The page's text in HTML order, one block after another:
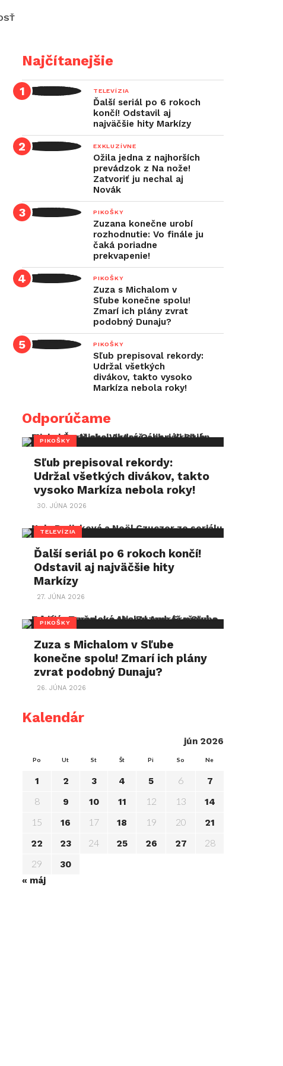
Najčítanejšie
TELEVÍZIA
Ďalší seriál po 6 rokoch
končí! Odstavil aj
najväčšie hity Markízy
EXKLUZÍVNE
Ožila jedna z najhorších
prevádzok z Na nože!
Zatvoriť ju nechal aj
Novák
PIKOŠKY
Zuzana konečne urobí
rozhodnutie: Vo finále ju
čaká poriadne
prekvapenie!
PIKOŠKY
Zuza s Michalom v
Sľube konečne spolu!
Zmarí ich plány zvrat
podobný Dunaju?
PIKOŠKY
Sľub prepisoval rekordy:
Udržal všetkých
divákov, takto vysoko
Markíza nebola roky!
Odporúčame
PIKOŠKY
Sľub prepisoval rekordy:
Udržal všetkých divákov, takto
vysoko Markíza nebola roky!
30. JÚNA 2026
TELEVÍZIA
Ďalší seriál po 6 rokoch končí!
Odstavil aj najväčšie hity
Markízy
27. JÚNA 2026
PIKOŠKY
Zuza s Michalom v Sľube
konečne spolu! Zmarí ich plány
zvrat podobný Dunaju?
26. JÚNA 2026
Kalendár
jún 2026
Po Ut St Št Pi So Ne
1 2 3 4 5 6 7
8 9 10 11 12 13 14
15 16 17 18 19 20
21
22
23 24 25 26 27
28
29
30
« máj